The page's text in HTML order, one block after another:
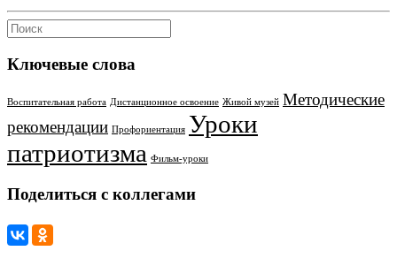
Ключевые слова
Воспитательная работа Дистанционное освоение Живой музей Методические
рекомендации Профориентация Уроки
патриотизма Фильм-уроки
Поделиться с коллегами